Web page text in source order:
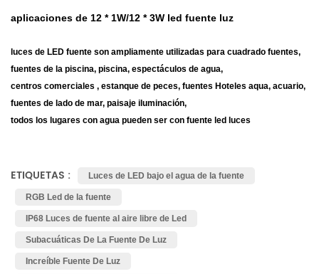
aplicaciones de 12 * 1W/12 * 3W led fuente luz
luces de LED fuente son ampliamente utilizadas para cuadrado fuentes,
fuentes de la piscina, piscina, espectáculos de agua,
centros comerciales , estanque de peces, fuentes Hoteles aqua, acuario,
fuentes de lado de mar, paisaje iluminación,
todos los lugares con agua pueden ser con fuente led luces
ETIQUETAS : Luces de LED bajo el agua de la fuente
RGB Led de la fuente
IP68 Luces de fuente al aire libre de Led
Subacuáticas De La Fuente De Luz
Increíble Fuente De Luz